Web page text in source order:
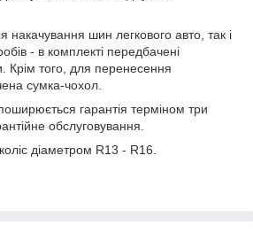
накачування шин легкового авто, так і
- в комплекті передбачені
Крім того, для перенесення
сумка-чохол.
гарантія терміном три
обслуговування.
діаметром R13 - R16.